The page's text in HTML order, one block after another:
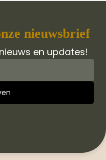
nieuwsbrief
en updates!